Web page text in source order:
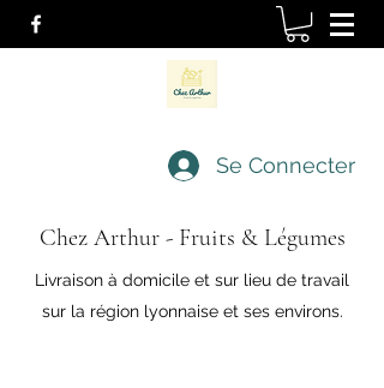
Se Connecter
Chez Arthur - Fruits & Légumes
Livraison à domicile et sur lieu de travail
sur la région lyonnaise et ses environs.